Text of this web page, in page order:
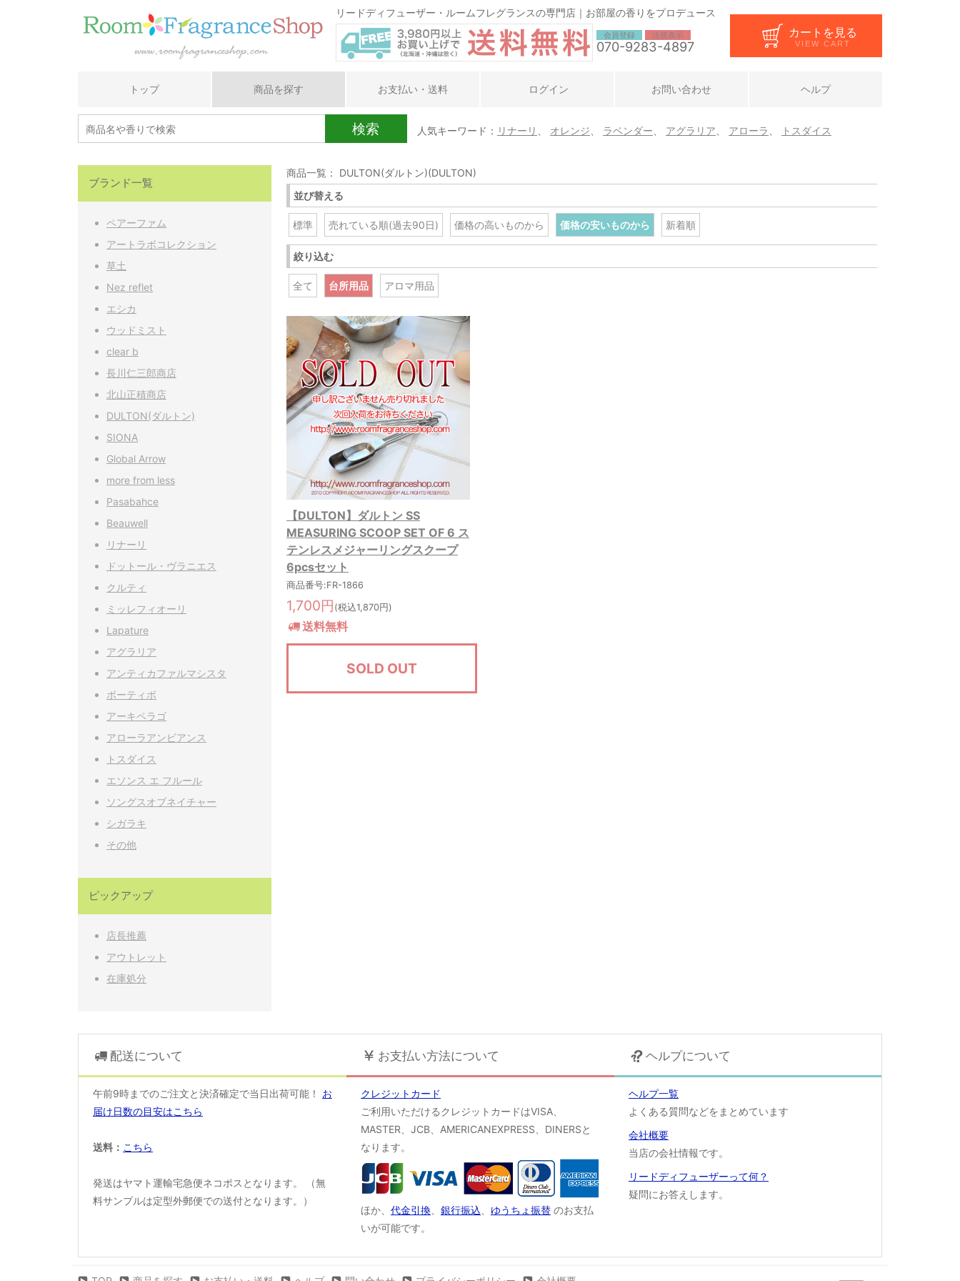
リードディフューザー・ルームフレグランスの専門店｜お部屋の香りをプロデュース
会員登録 法規表示
070-9283-4897
カートを見る
VIEW CART
トップ 商品を探す お支払い・送料 ログイン お問い合わせ ヘルプ
検索 人気キーワード： リナーリ オレンジ ラベンダー アグラリア アローラ トスダイス
商品一覧： DULTON(ダルトン)(DULTON)
並び替える
標準 売れている順(過去90日) 価格の高いものから 価格の安いものから 新着順
絞り込む
全て 台所用品 アロマ用品
【DULTON】ダルトン SS
MEASURING SCOOP SET OF 6 ス
テンレスメジャーリングスクープ
6pcsセット
商品番号:FR-1866
1,700円 (税込1,870円)
送料無料
SOLD OUT
ブランド一覧
ペアーファム
アートラボコレクション
草土
Nez reflet
エシカ
ウッドミスト
clear b
長川仁三郎商店
北山正積商店
DULTON(ダルトン)
SIONA
Global Arrow
more from less
Pasabahce
Beauwell
リナーリ
ドットール・ヴラニエス
クルティ
ミッレフィオーリ
Lapature
アグラリア
アンティカファルマシスタ
ボーティボ
アーキペラゴ
アローラアンビアンス
トスダイス
エソンス エ フルール
ソングスオブネイチャー
シガラキ
その他
ピックアップ
店長推薦
アウトレット
在庫処分
配送について
午前9時までのご注文と決済確定で当日出荷可能！ お
届け日数の目安はこちら
送料： こちら
発送はヤマト運輸宅急便ネコポスとなります。 （無
料サンプルは定型外郵便での送付となります。）
お支払い方法について
クレジットカード
ご利用いただけるクレジットカードはVISA、
MASTER、JCB、AMERICANEXPRESS、DINERSと
なります。
ほか、 代金引換 銀行振込 ゆうちょ振替 のお支払
いが可能です。
ヘルプについて
ヘルプ一覧
よくある質問などをまとめています
会社概要
当店の会社情報です。
リードディフューザーって何？
疑問にお答えします。